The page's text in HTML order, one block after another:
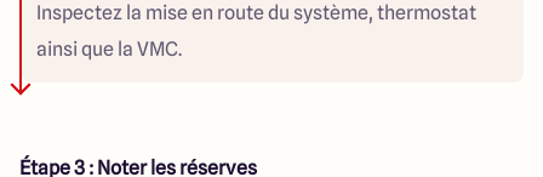
Inspectez la mise en route du système, thermostat
ainsi que la VMC.
Étape 3 : Noter les réserves